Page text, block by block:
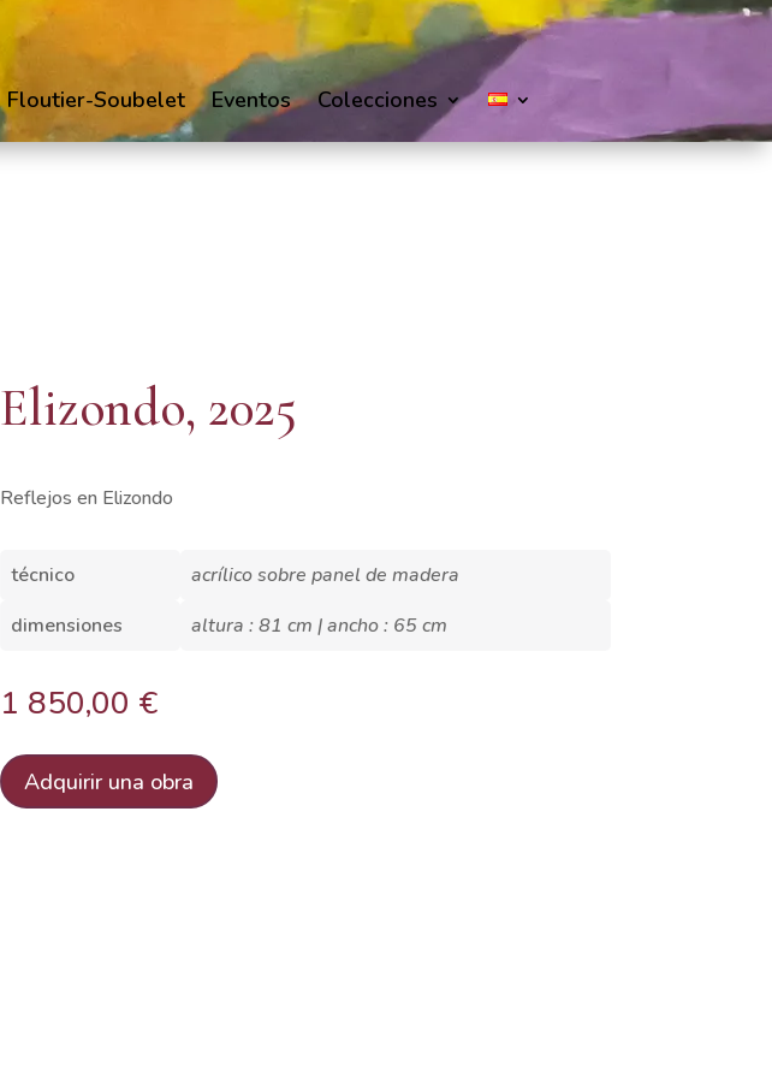
Floutier-Soubelet Eventos Colecciones
Elizondo, 2025
Reflejos en Elizondo
técnico
acrílico sobre panel de madera
dimensiones
altura : 81 cm | ancho : 65 cm
1 850,00 €
Adquirir una obra